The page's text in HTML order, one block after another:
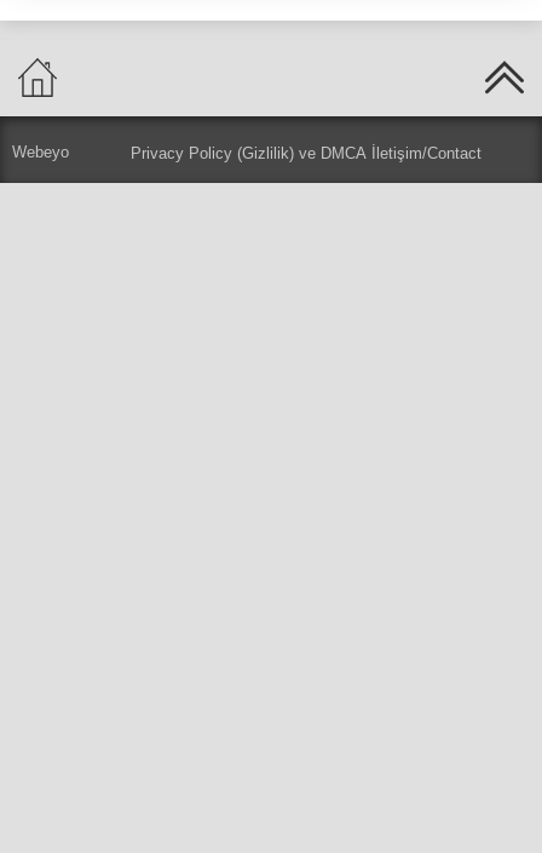
Webeyo Privacy Policy (Gizlilik) ve DMCA İletişim/Contact